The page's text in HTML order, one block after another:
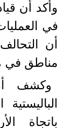
وأكد أن
في
مناطق في
وكشف